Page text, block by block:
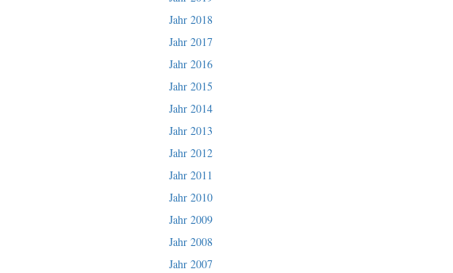
Jahr 2018
Jahr 2017
Jahr 2016
Jahr 2015
Jahr 2014
Jahr 2013
Jahr 2012
Jahr 2011
Jahr 2010
Jahr 2009
Jahr 2008
Jahr 2007